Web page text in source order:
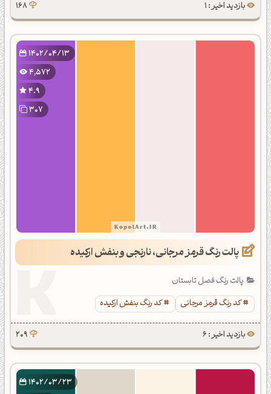
بازدید اخیر : 1 168
1402/04/13
4,572
4.9
307
پالت رنگ قرمز مرجانی، نارنجی و بنفش ارکیده
پالت رنگ فصل تابستان
کد رنگ قرمز مرجانی
کد رنگ بنفش ارکیده
بازدید اخیر : 6 209
1402/03/23